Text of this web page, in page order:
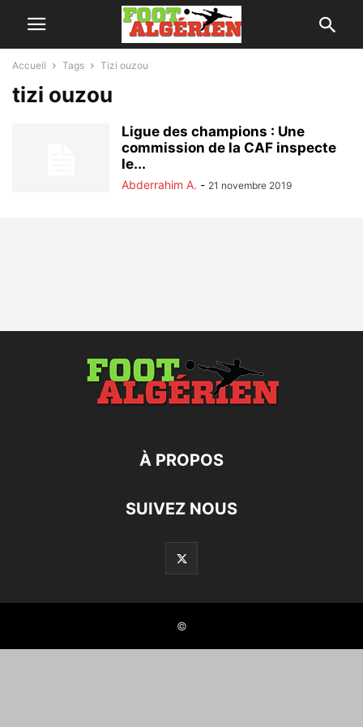
Accueil Tags Tizi ouzou
tizi ouzou
Ligue des champions : Une
commission de la CAF inspecte
le...
Abderrahim A. - 21 novembre 2019
À PROPOS
SUIVEZ NOUS
©